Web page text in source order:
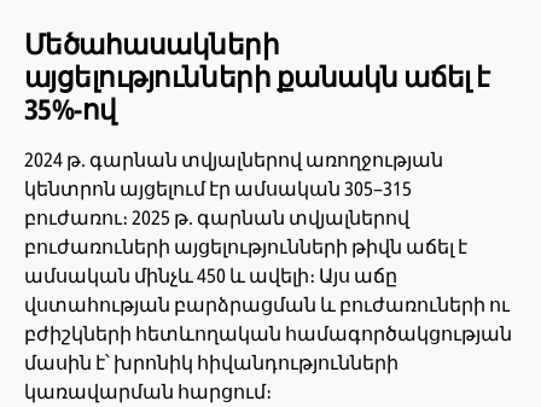
Մեծահասակների
այցելությունների քանակն աճել է
35%-ով
2024 թ. գարնան տվյալներով առողջության
կենտրոն այցելում էր ամսական 305–315
բուժառու։ 2025 թ. գարնան տվյալներով
բուժառուների այցելությունների թիվն աճել է
ամսական մինչև 450 և ավելի։ Այս աճը
վստահության բարձրացման և բուժառուների ու
բժիշկների հետևողական համագործակցության
մասին է՝ խրոնիկ հիվանդությունների
կառավարման հարցում։